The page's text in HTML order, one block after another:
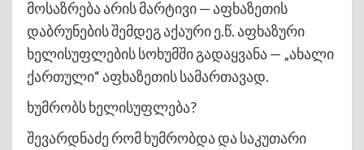
მოსაზრება არის მარტივი — აფხაზეთის
დაბრუნების შემდეგ აქაური ე.წ. აფხაზური
ხელისუფლების სოხუმში გადაყვანა — „ახალი
ქართული“ აფხაზეთის სამართავად.
ხუმრობს ხელისუფლება?
შევარდნაძე რომ ხუმრობდა და საკუთარი